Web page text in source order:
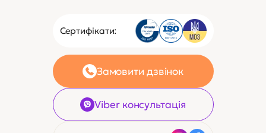
Сертифікати:
Замовити дзвінок
Viber консультація